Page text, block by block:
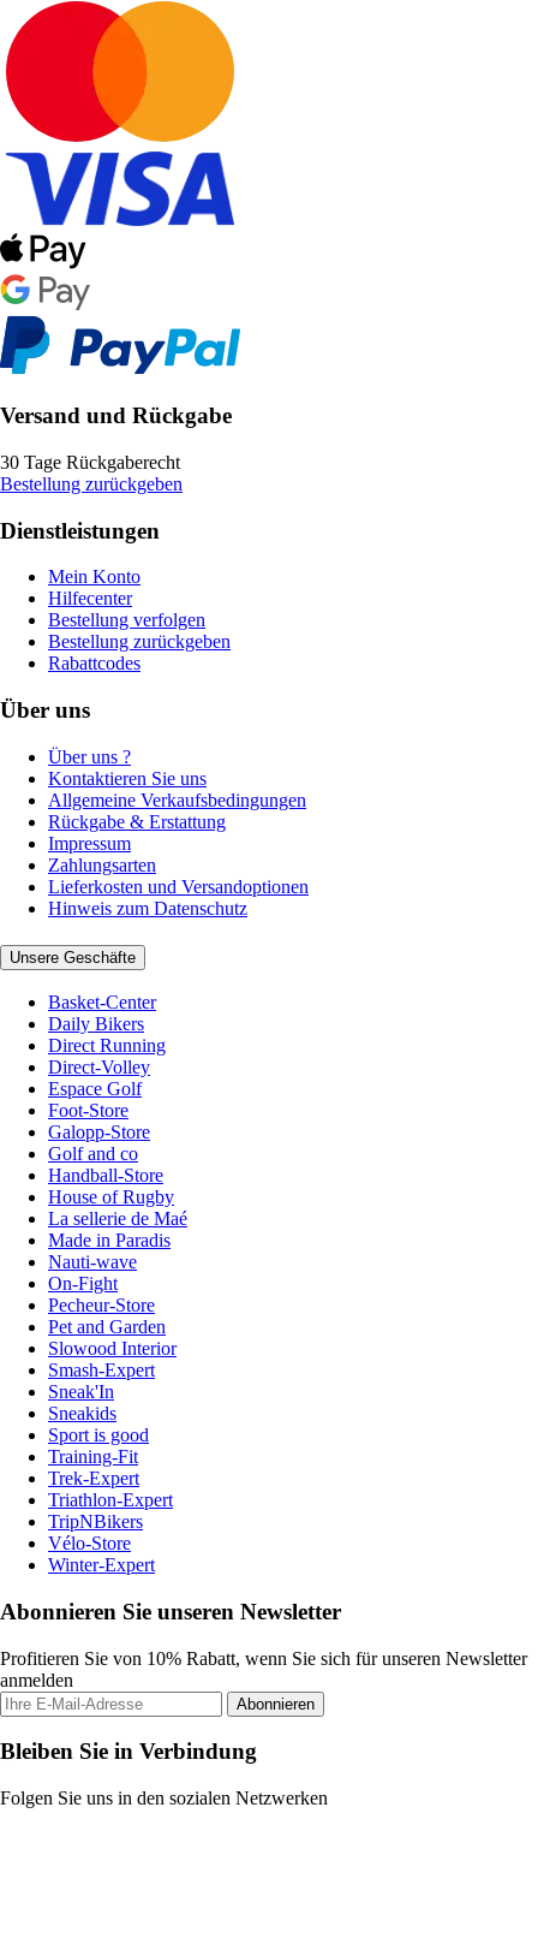
Versand und Rückgabe
30 Tage Rückgaberecht
Bestellung zurückgeben
Dienstleistungen
Mein Konto
Hilfecenter
Bestellung verfolgen
Bestellung zurückgeben
Rabattcodes
Über uns
Über uns ?
Kontaktieren Sie uns
Allgemeine Verkaufsbedingungen
Rückgabe & Erstattung
Impressum
Zahlungsarten
Lieferkosten und Versandoptionen
Hinweis zum Datenschutz
Unsere Geschäfte
Basket-Center
Daily Bikers
Direct Running
Direct-Volley
Espace Golf
Foot-Store
Galopp-Store
Golf and co
Handball-Store
House of Rugby
La sellerie de Maé
Made in Paradis
Nauti-wave
On-Fight
Pecheur-Store
Pet and Garden
Slowood Interior
Smash-Expert
Sneak'In
Sneakids
Sport is good
Training-Fit
Trek-Expert
Triathlon-Expert
TripNBikers
Vélo-Store
Winter-Expert
Abonnieren Sie unseren Newsletter
Profitieren Sie von 10% Rabatt, wenn Sie sich für unseren Newsletter
anmelden
Abonnieren
Bleiben Sie in Verbindung
Folgen Sie uns in den sozialen Netzwerken